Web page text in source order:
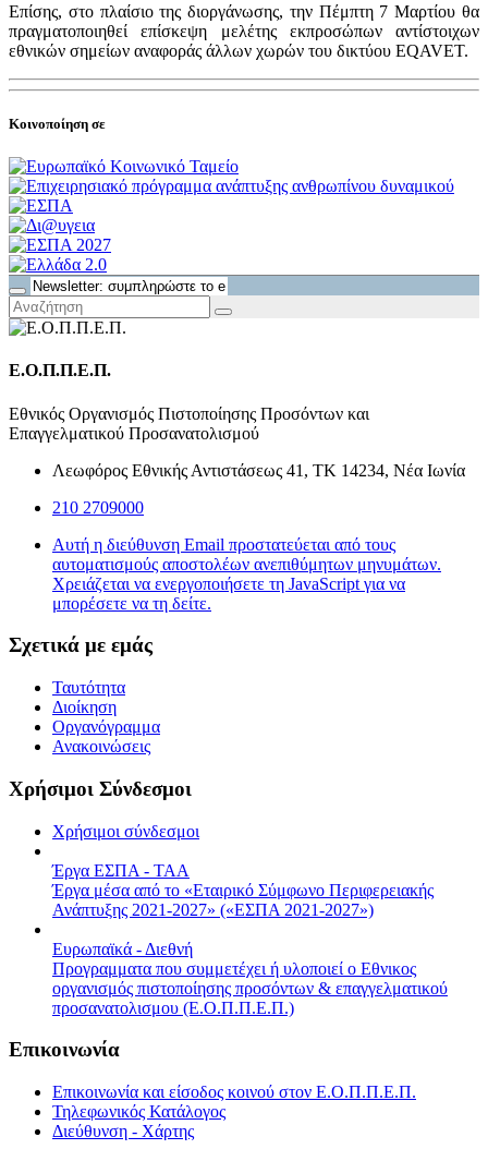
Επίσης, στο πλαίσιο της διοργάνωσης, την Πέμπτη 7 Μαρτίου θα
πραγματοποιηθεί επίσκεψη μελέτης εκπροσώπων αντίστοιχων
εθνικών σημείων αναφοράς άλλων χωρών του δικτύου EQAVET.
Κοινοποίηση σε
Ε.Ο.Π.Π.Ε.Π.
Εθνικός Οργανισμός Πιστοποίησης Προσόντων και
Επαγγελματικού Προσανατολισμού
Λεωφόρος Εθνικής Αντιστάσεως 41, ΤΚ 14234, Νέα Ιωνία
210 2709000
Αυτή η διεύθυνση Email προστατεύεται από τους
αυτοματισμούς αποστολέων ανεπιθύμητων μηνυμάτων.
Χρειάζεται να ενεργοποιήσετε τη JavaScript για να
μπορέσετε να τη δείτε.
Σχετικά με εμάς
Ταυτότητα
Διοίκηση
Οργανόγραμμα
Ανακοινώσεις
Χρήσιμοι Σύνδεσμοι
Χρήσιμοι σύνδεσμοι
Έργα ΕΣΠΑ - ΤΑΑ
Έργα μέσα από το «Εταιρικό Σύμφωνο Περιφερειακής
Ανάπτυξης 2021-2027» («ΕΣΠΑ 2021-2027»)
Ευρωπαϊκά - Διεθνή
Προγραμματα που συμμετέχει ή υλοποιεί ο Εθνικος
οργανισμός πιστοποίησης προσόντων & επαγγελματικού
προσανατολισμου (Ε.Ο.Π.Π.Ε.Π.)
Επικοινωνία
Επικοινωνία και είσοδος κοινού στον Ε.Ο.Π.Π.Ε.Π.
Τηλεφωνικός Κατάλογος
Διεύθυνση - Χάρτης